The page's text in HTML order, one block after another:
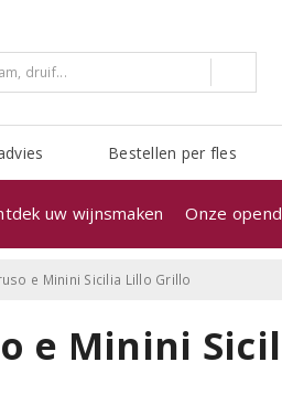
Bestellen per fles
uw wijnsmaken Onze
e Minini Sicilia Lillo Grillo
e Minini